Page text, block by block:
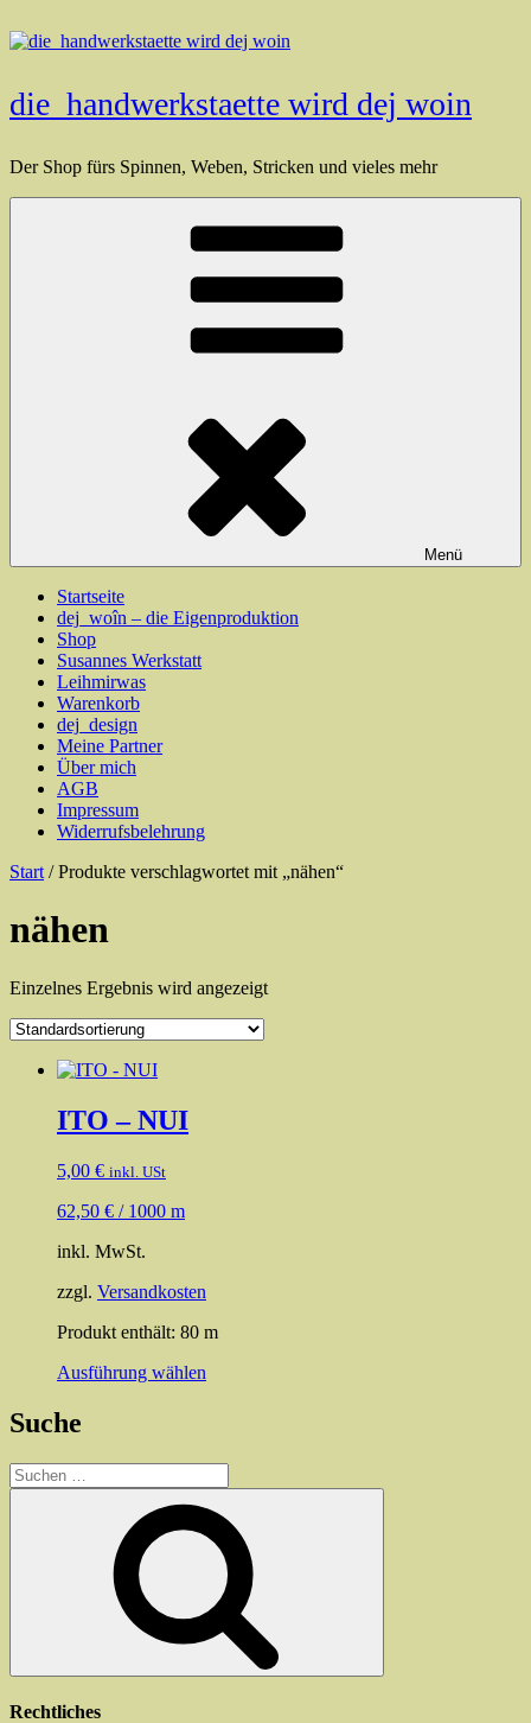
Inhalt
die_handwerkstaette wird dej woin
Der Shop fürs Spinnen, Weben, Stricken und vieles mehr
Menü
Startseite
dej_woîn – die Eigenproduktion
Shop
Susannes Werkstatt
Leihmirwas
Warenkorb
dej_design
Meine Partner
Über mich
AGB
Impressum
Widerrufsbelehrung
Start / Produkte verschlagwortet mit „nähen“
nähen
Einzelnes Ergebnis wird angezeigt
ITO – NUI
5,00 € inkl. USt
62,50 € / 1000 m
inkl. MwSt.
zzgl. Versandkosten
Produkt enthält: 80 m
Ausführung wählen
Optionen
können
auf
der
Produktseite
gewählt
werden
Suche
Suchen
nach:
Rechtliches